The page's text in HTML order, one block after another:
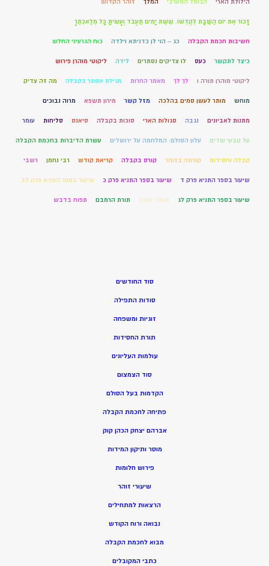
הילולת הארי הכותל המערבי המלך זוהר הקדוש
זָכוֹר אֶת יוֹם הַשַּׁבָּת לְקַדְּשׁוֹ. שֵׁשֶׁת יָמִים תַּעֲבֹד וְעָשִׂיתָ כָּל מְלַאכְתֶּךָ
חשיבות חכמת הקבלה כג – הוי לן כדניתא וילדה כוח הגרעיני החלש
כיצד לתקשר כעס לו צדיקים נסתרים לידה ליקוטי מוהרן פירוש
ליקוטי מוהרן תורה ו לך לך מאמר החרות מגילת אסתר בקבלה מה זה צדיק
מוחש מותר לעשן סמים בהלכה מזל קשר מירון תשפא מרוה נבוכים
מתנות לאביונים נגבה סגולות הארי סוכות בקבלה סיאנס סליחות עומר
על טבעי שדים עלון הסולם: המלחמה על ירושלים עשרת הדיברות בחכמת הקבלה
קבלה וחסידות קורונה בזוהר קורס בקבלה קריאת קודש רבי נחמן רשבי
שיעור בספר התניא פרק ד שיעור בספר התניא פרק כ שיעור בספר התניא פרק לב
שיעור בספר התניא פרק לג תומכי תורה תורת הרמבם תפוח בדבש
סוד החודשים
סודות התפילה
זוגיות ומשפחה
תורת החסידות
עולמות העליונים
סוד הצמצום
הקדמות בעל הסולם
פתיחה לחכמת הקבלה
אברהם יצחק הכהן קוק
מוסר ותיקון המידות
פירוש חלומות
שיעורי זוהר
הרצאות למתחילים
נבואה ורוח הקודש
מבוא לחכמת הקבלה
כתבי המקובלים